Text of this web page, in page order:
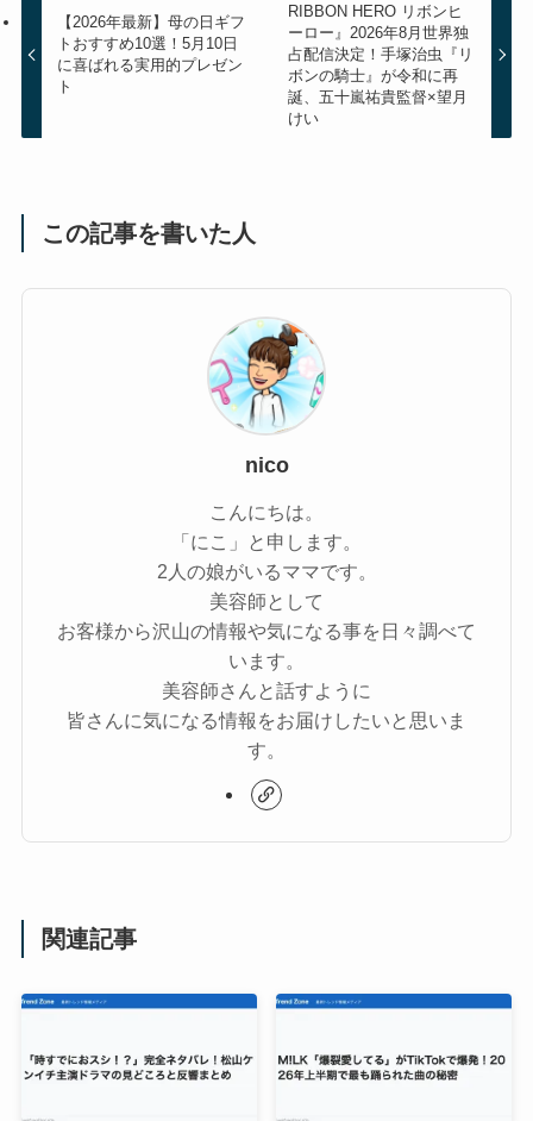
【2026年最新】母の日ギフ
トおすすめ10選！5月10日
に喜ばれる実用的プレゼン
ト
RIBBON HERO リボンヒ
ーロー』2026年8月世界独
占配信決定！手塚治虫『リ
ボンの騎士』が令和に再
誕、五十嵐祐貴監督×望月
けい
この記事を書いた人
nico
こんにちは。
「にこ」と申します。
2人の娘がいるママです。
美容師として
お客様から沢山の情報や気になる事を日々調べて
います。
美容師さんと話すように
皆さんに気になる情報をお届けしたいと思いま
す。
関連記事